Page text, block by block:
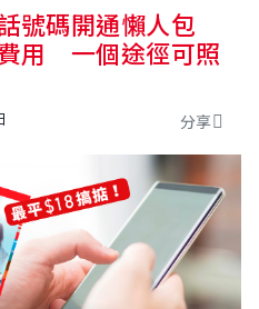
開始搜尋
號碼開通懶人包
用 一個途徑可照
分享